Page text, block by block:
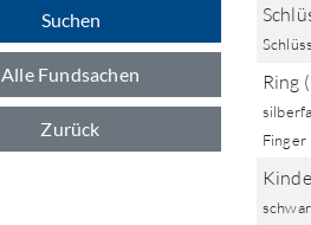
Suchen
Alle Fundsachen
Zurück
Ring
Finger